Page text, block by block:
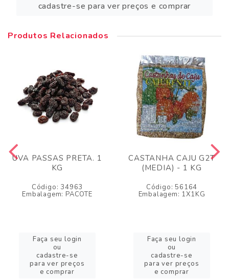
cadastre-se para ver preços e comprar
Produtos Relacionados
UVA PASSAS PRETA. 1
KG
Código: 34963
Embalagem: PACOTE
Faça seu login
ou
cadastre-se
para ver preços
e comprar
CASTANHA CAJU G2T
(MEDIA) - 1 KG
Código: 56164
Embalagem: 1X1KG
Faça seu login
ou
cadastre-se
para ver preços
e comprar